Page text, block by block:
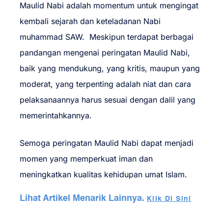
Maulid Nabi adalah momentum untuk mengingat
kembali sejarah dan keteladanan Nabi
muhammad SAW. Meskipun terdapat berbagai
pandangan mengenai peringatan Maulid Nabi,
baik yang mendukung, yang kritis, maupun yang
moderat, yang terpenting adalah niat dan cara
pelaksanaannya harus sesuai dengan dalil yang
memerintahkannya.
Semoga peringatan Maulid Nabi dapat menjadi
momen yang memperkuat iman dan
meningkatkan kualitas kehidupan umat Islam.
Lihat Artikel Menarik Lainnya. Klik Di Sini